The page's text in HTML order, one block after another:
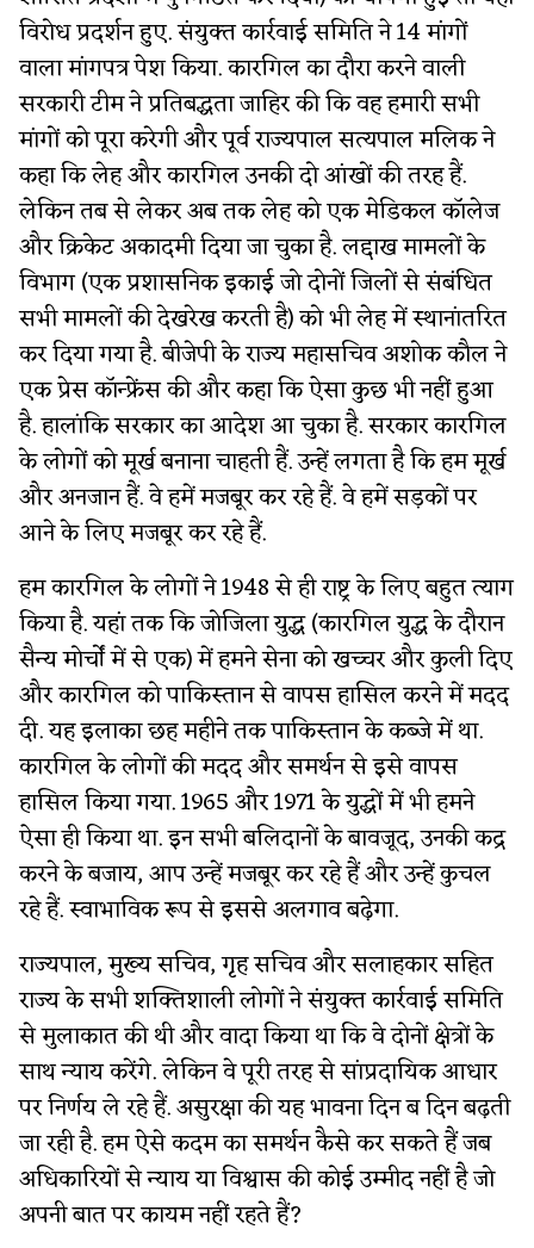
विरोध प्रदर्शन हुए. संयुक्त कार्रवाई समिति ने 14 मांगों
वाला मांगपत्र पेश किया. कारगिल का दौरा करने वाली
सरकारी टीम ने प्रतिबद्धता जाहिर की कि वह हमारी सभी
मांगों को पूरा करेगी और पूर्व राज्यपाल सत्यपाल मलिक ने
कहा कि लेह और कारगिल उनकी दो आंखों की तरह हैं.
लेकिन तब से लेकर अब तक लेह को एक मेडिकल कॉलेज
और क्रिकेट अकादमी दिया जा चुका है. लद्दाख मामलों के
विभाग (एक प्रशासनिक इकाई जो दोनों जिलों से संबंधित
सभी मामलों की देखरेख करती है) को भी लेह में स्थानांतरित
कर दिया गया है. बीजेपी के राज्य महासचिव अशोक कौल ने
एक प्रेस कॉन्फ्रेंस की और कहा कि ऐसा कुछ भी नहीं हुआ
है.हालांकि सरकार का आदेश आ चुका है. सरकार कारगिल
के लोगों को मूर्ख बनाना चाहती हैं. उन्हें लगता है कि हम मूर्ख
और अनजान हैं. वे हमें मजबूर कर रहे हैं. वे हमें सड़कों पर
आने के लिए मजबूर कर रहे हैं.
हम कारगिल के लोगों ने 1948 से ही राष्ट्र के लिए बहुत त्याग
किया है. यहां तक कि जोजिला युद्ध (कारगिल युद्ध के दौरान
सैन्य मोर्चों में से एक) में हमने सेना को खच्चर और कुली दिए
और कारगिल को पाकिस्तान से वापस हासिल करने में मदद
दी. यह इलाका छह महीने तक पाकिस्तान के कब्जे में था.
कारगिल के लोगों की मदद और समर्थन से इसे वापस
हासिल किया गया. 1965 और 1971 के युद्धों में भी हमने
ऐसा ही किया था. इन सभी बलिदानों के बावजूद, उनकी कद्र
करने के बजाय, आप उन्हें मजबूर कर रहे हैं और उन्हें कुचल
रहे हैं. स्वाभाविक रूप से इससे अलगाव बढ़ेगा.
राज्यपाल, मुख्य सचिव, गृह सचिव और सलाहकार सहित
राज्य के सभी शक्तिशाली लोगों ने संयुक्त कार्रवाई समिति
से मुलाकात की थी और वादा किया था कि वे दोनों क्षेत्रों के
साथ न्याय करेंगे. लेकिन वे पूरी तरह से सांप्रदायिक आधार
पर निर्णय ले रहे हैं. असुरक्षा की यह भावना दिन ब दिन बढ़ती
जा रही है. हम ऐसे कदम का समर्थन कैसे कर सकते हैं जब
अधिकारियों से न्याय या विश्वास की कोई उम्मीद नहीं है जो
अपनी बात पर कायम नहीं रहते हैं?